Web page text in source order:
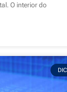
O interior do